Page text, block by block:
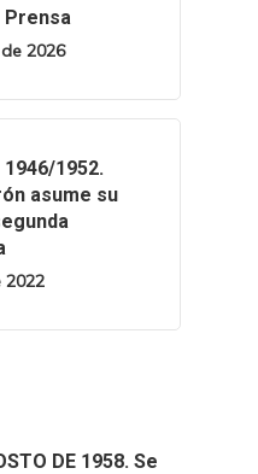
2026
1946/1952.
asume su
2022
DE 1958. Se